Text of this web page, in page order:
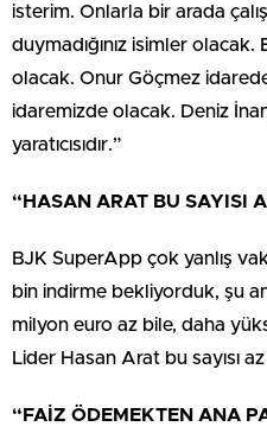
isterim. Onlarla bir arada
duymadığınız isimler
olacak. Onur Göçmez
idaremizde olacak. Deniz
yaratıcısıdır.”
“HASAN ARAT BU SAYISI
BJK SuperApp çok yanlış
bin indirme bekliyorduk, şu
milyon euro az bile, daha
Lider Hasan Arat bu sayısı
“FAİZ ÖDEMEKTEN ANA